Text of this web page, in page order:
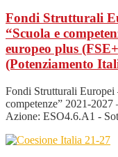
Fondi Strutturali
“Scuola e
europeo plus
(Potenziamento
Fondi Strutturali Europei
competenze” 2021-
Azione: ESO4.6.A1 -